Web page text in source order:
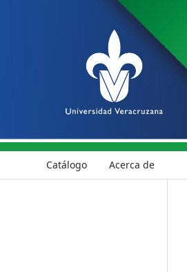
Catálogo Acerca de